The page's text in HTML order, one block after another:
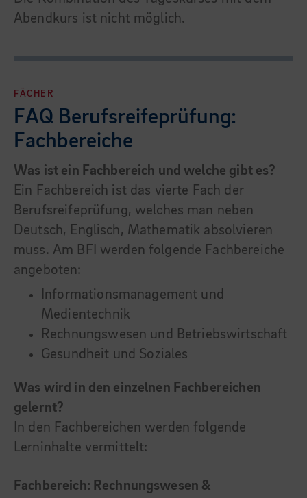
Abendkurs ist nicht möglich.
FÄCHER
FAQ Berufsreifeprüfung:
Fachbereiche
Was ist ein Fachbereich und welche gibt es?
Ein Fachbereich ist das vierte Fach der
Berufsreifeprüfung, welches man neben
Deutsch, Englisch, Mathematik absolvieren
muss. Am BFI werden folgende Fachbereiche
angeboten:
Informationsmanagement und
Medientechnik
Rechnungswesen und Betriebswirtschaft
Gesundheit und Soziales
Was wird in den einzelnen Fachbereichen
gelernt?
In den Fachbereichen werden folgende
Lerninhalte vermittelt:
Fachbereich: Rechnungswesen &